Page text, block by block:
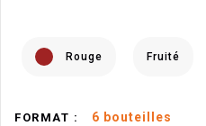
Rouge Fruité
FORMAT : 6 bouteilles